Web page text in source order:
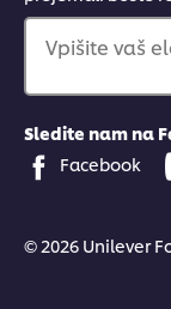
Vpišite vaš
Sledite nam na
Facebook
© 2026 Unilever